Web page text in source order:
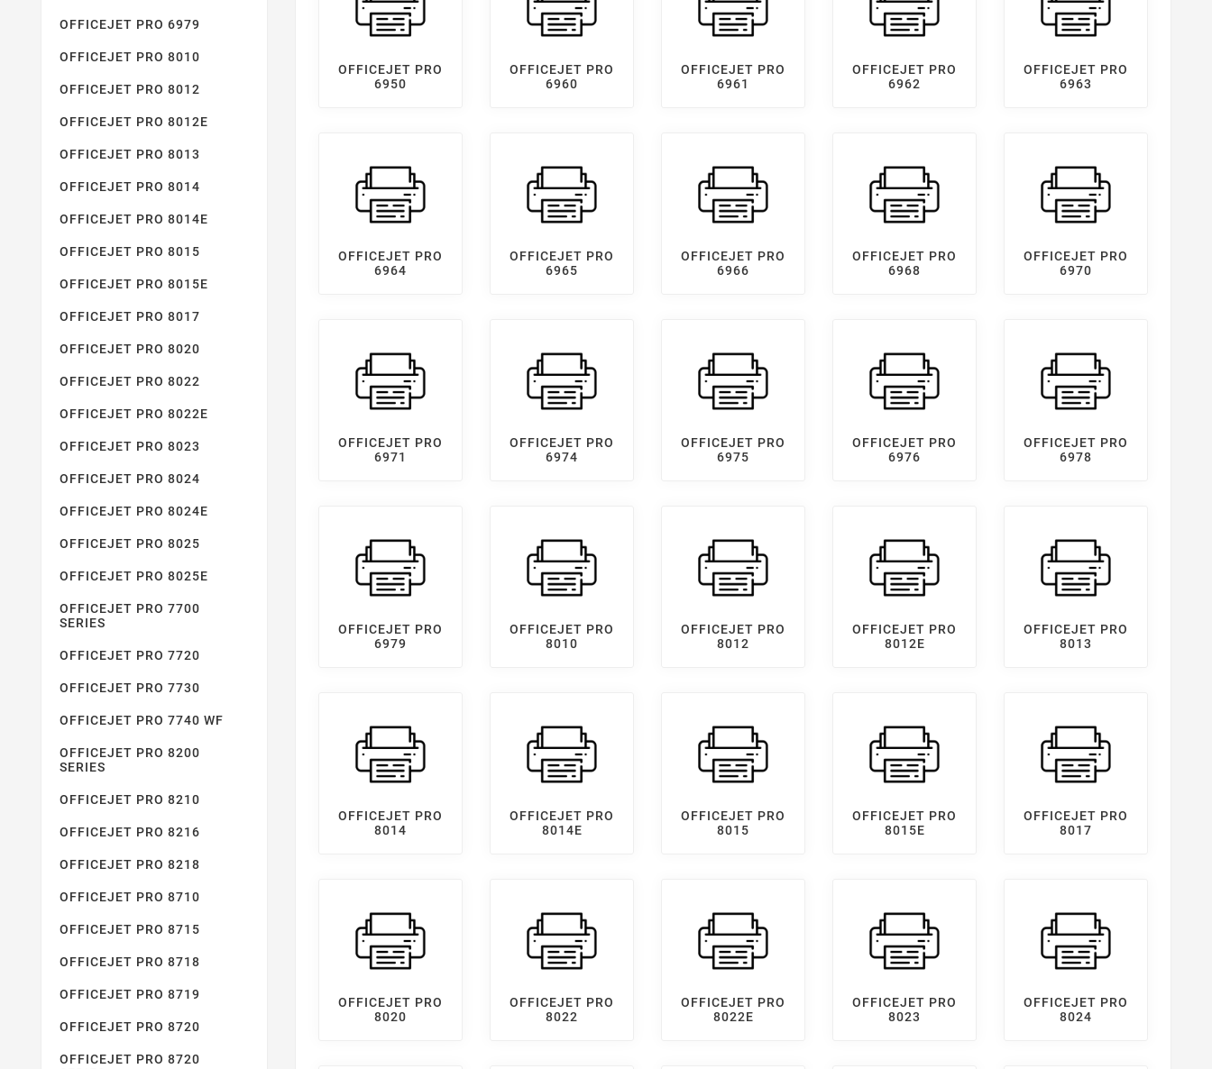
OFFICEJET PRO 6979
OFFICEJET PRO 8010
OFFICEJET PRO 8012
OFFICEJET PRO 8012E
OFFICEJET PRO 8013
OFFICEJET PRO 8014
OFFICEJET PRO 8014E
OFFICEJET PRO 8015
OFFICEJET PRO 8015E
OFFICEJET PRO 8017
OFFICEJET PRO 8020
OFFICEJET PRO 8022
OFFICEJET PRO 8022E
OFFICEJET PRO 8023
OFFICEJET PRO 8024
OFFICEJET PRO 8024E
OFFICEJET PRO 8025
OFFICEJET PRO 8025E
OFFICEJET PRO 7700
SERIES
OFFICEJET PRO 7720
OFFICEJET PRO 7730
OFFICEJET PRO 7740 WF
OFFICEJET PRO 8200
SERIES
OFFICEJET PRO 8210
OFFICEJET PRO 8216
OFFICEJET PRO 8218
OFFICEJET PRO 8710
OFFICEJET PRO 8715
OFFICEJET PRO 8718
OFFICEJET PRO 8719
OFFICEJET PRO 8720
OFFICEJET PRO 8720
OFFICEJET PRO
6950
OFFICEJET PRO
6960
OFFICEJET PRO
6961
OFFICEJET PRO
6962
OFFICEJET PRO
6963
OFFICEJET PRO
6964
OFFICEJET PRO
6965
OFFICEJET PRO
6966
OFFICEJET PRO
6968
OFFICEJET PRO
6970
OFFICEJET PRO
6971
OFFICEJET PRO
6974
OFFICEJET PRO
6975
OFFICEJET PRO
6976
OFFICEJET PRO
6978
OFFICEJET PRO
6979
OFFICEJET PRO
8010
OFFICEJET PRO
8012
OFFICEJET PRO
8012E
OFFICEJET PRO
8013
OFFICEJET PRO
8014
OFFICEJET PRO
8014E
OFFICEJET PRO
8015
OFFICEJET PRO
8015E
OFFICEJET PRO
8017
OFFICEJET PRO
8020
OFFICEJET PRO
8022
OFFICEJET PRO
8022E
OFFICEJET PRO
8023
OFFICEJET PRO
8024